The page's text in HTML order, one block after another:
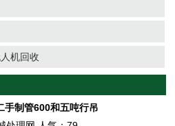
机回收
手制管600和五吨行吊